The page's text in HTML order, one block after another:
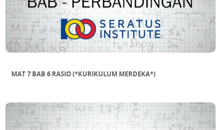
MAT 7 BAB 6 RASIO (*KURIKULUM MERDEKA*)